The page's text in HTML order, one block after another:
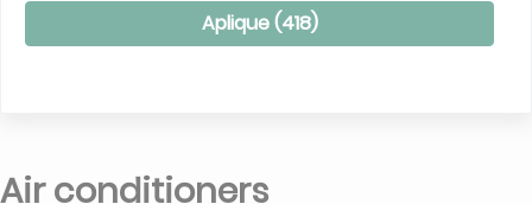
Aplique (418)
Air conditioners